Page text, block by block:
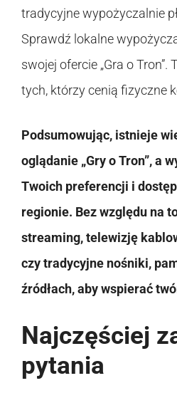
tradycyjne wypożyczalnie
Sprawdź lokalne
swojej ofercie „Gra o
tych, którzy cenią fizyczne
Podsumowując, istnieje
oglądanie „Gry o Tron”, a
Twoich preferencji i
regionie. Bez względu na
streaming, telewizję
czy tradycyjne nośniki,
źródłach, aby wspierać
Najczęściej
pytania